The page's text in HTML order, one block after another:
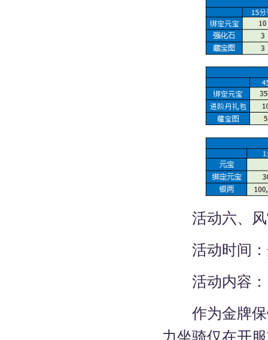
活动六、风
活动时间：
活动内容：
作为金牌保
力坐骑仅在开